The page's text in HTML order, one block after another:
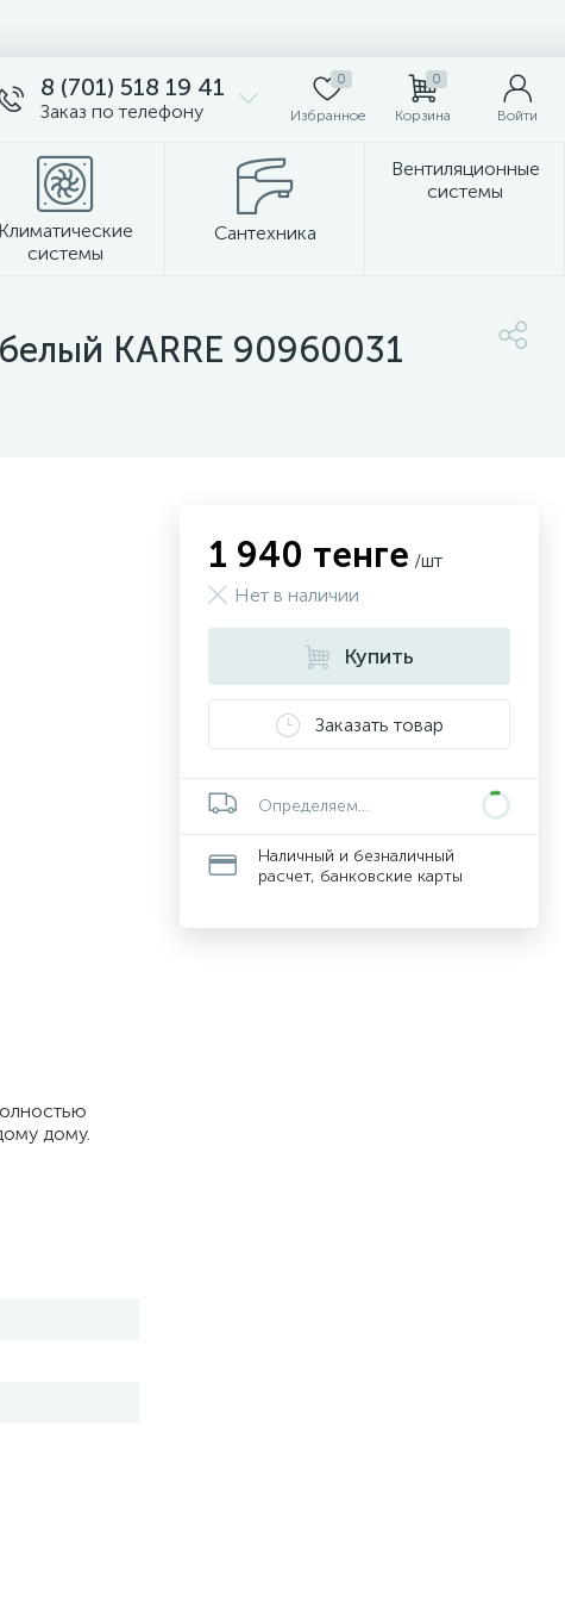
8 (701) 518 19 41
Заказ по телефону
0
Избранное
0
Корзина Войти
Климатические
системы
Сантехника
Вентиляционные
системы
KARRE 90960031
дому.
1 940 тенге /шт
Нет в наличии
Купить
Заказать товар
Определяем...
Наличный и безналичный
расчет, банковские карты